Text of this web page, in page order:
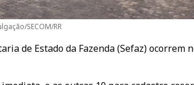
SECOM/RR
de Estado da Fazenda (Sefaz) ocorrem